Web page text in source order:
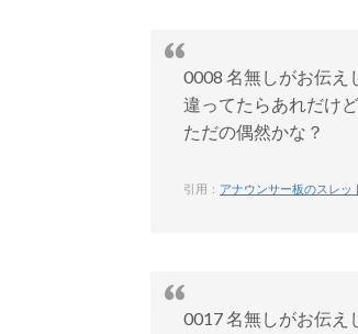
0008 名無しがお伝え
違ってたらあれだけ
ただの偶然かな？
引用： アナウンサー板のスレ
0017 名無しがお伝え